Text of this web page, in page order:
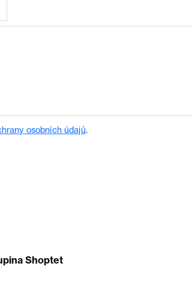
osobních údajů.
Shoptet